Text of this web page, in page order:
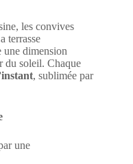
les convives
terrasse
une dimension
du soleil. Chaque
, sublimée par
une